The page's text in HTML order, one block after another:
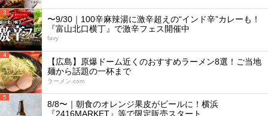
3
〜9/30｜100辛麻辣湯に激辛超えの“インド辛”カレーも！
『富山北口横丁』で激辛フェス開催中
favy
4
【広島】原爆ドーム近くのおすすめラーメン8選！ご当地
麺から話題の一杯まで
ラーメン.com
5
8/8〜｜朝食のオレンジ果皮がビールに！横浜
『2416MARKET』等で限定販売スタート